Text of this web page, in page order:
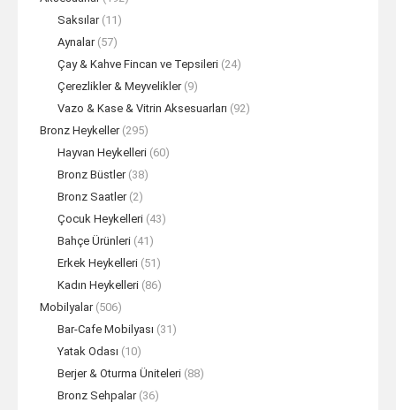
Saksılar (11)
Aynalar (57)
Çay & Kahve Fincan ve Tepsileri (24)
Çerezlikler & Meyvelikler (9)
Vazo & Kase & Vitrin Aksesuarları (92)
Bronz Heykeller (295)
Hayvan Heykelleri (60)
Bronz Büstler (38)
Bronz Saatler (2)
Çocuk Heykelleri (43)
Bahçe Ürünleri (41)
Erkek Heykelleri (51)
Kadın Heykelleri (86)
Mobilyalar (506)
Bar-Cafe Mobilyası (31)
Yatak Odası (10)
Berjer & Oturma Üniteleri (88)
Bronz Sehpalar (36)